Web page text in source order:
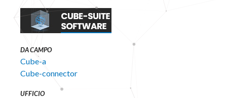
DA CAMPO
Cube-a
Cube-connector
UFFICIO